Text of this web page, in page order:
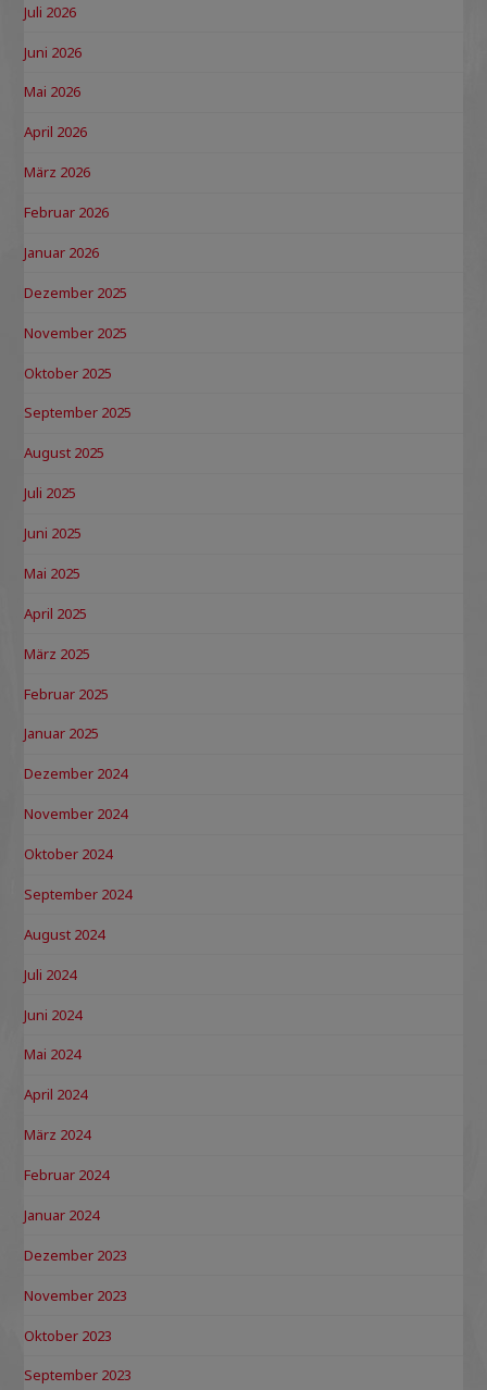
Juli 2026
Juni 2026
Mai 2026
April 2026
März 2026
Februar 2026
Januar 2026
Dezember 2025
November 2025
Oktober 2025
September 2025
August 2025
Juli 2025
Juni 2025
Mai 2025
April 2025
März 2025
Februar 2025
Januar 2025
Dezember 2024
November 2024
Oktober 2024
September 2024
August 2024
Juli 2024
Juni 2024
Mai 2024
April 2024
März 2024
Februar 2024
Januar 2024
Dezember 2023
November 2023
Oktober 2023
September 2023